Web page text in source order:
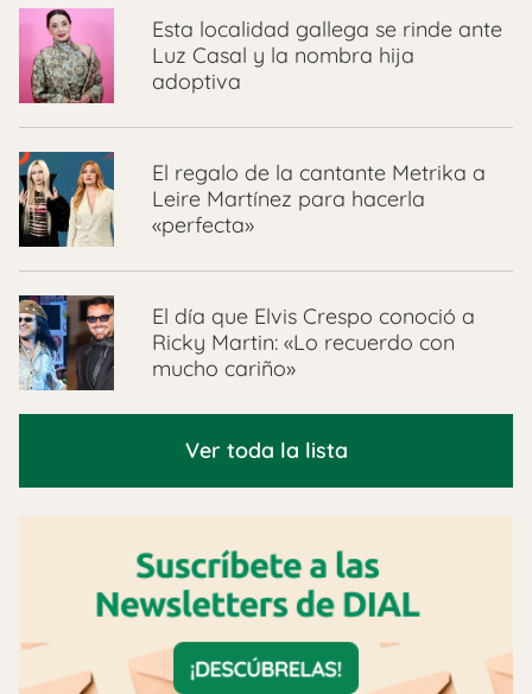
Esta localidad gallega se rinde ante
Luz Casal y la nombra hija
adoptiva
El regalo de la cantante Metrika a
Leire Martínez para hacerla
«perfecta»
El día que Elvis Crespo conoció a
Ricky Martin: «Lo recuerdo con
mucho cariño»
Ver toda la lista